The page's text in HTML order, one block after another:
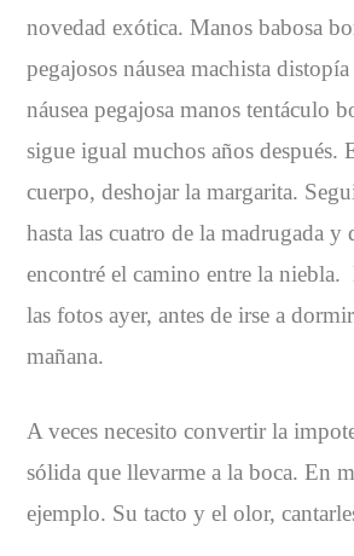
novedad exótica. Manos babosa
pegajosos náusea machista
náusea pegajosa manos tentáculo
sigue igual muchos años después.
cuerpo, deshojar la margarita.
hasta las cuatro de la madrugada y
encontré el camino entre la
las fotos ayer, antes de irse a
mañana.
A veces necesito convertir la
sólida que llevarme a la boca. En
ejemplo. Su tacto y el olor,